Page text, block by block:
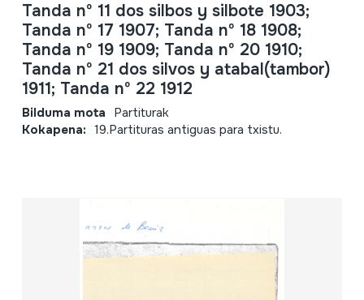
Tanda nº 11 dos silbos y silbote 1903;
Tanda nº 17 1907; Tanda nº 18 1908;
Tanda nº 19 1909; Tanda nº 20 1910;
Tanda nº 21 dos silvos y atabal(tambor)
1911; Tanda nº 22 1912
Bilduma mota Partiturak
Kokapena: 19.Partituras antiguas para txistu.